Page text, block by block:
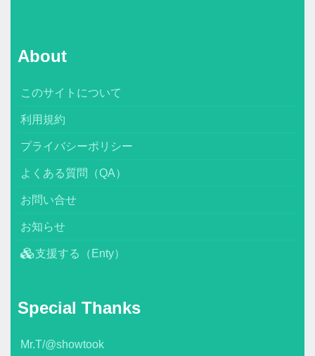
About
このサイトについて
利用規約
プライバシーポリシー
よくある質問（QA）
お問い合せ
お知らせ
支援する（Enty）
Special Thanks
Mr.T/@showtook